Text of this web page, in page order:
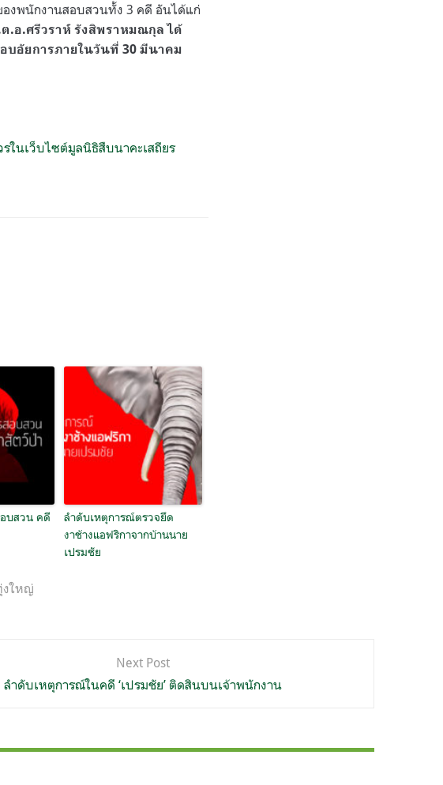
งพนักงานสอบสวนทั้ง 3 คดี อันได้แก่
.อ.ศรีวราห์ รังสิพราหมณกุล ได้
บอัยการภายในวันที่ 30 มีนาคม
ในเว็บไซต์มูลนิธิสืบนาคะเสถียร
บสวน คดี
ลำดับเหตุการณ์ตรวจยึด
งาช้างแอฟริกาจากบ้านนาย
เปรมชัย
งใหญ่
Next Post
ลำดับเหตุการณ์ในคดี ‘เปรมชัย’ ติดสินบนเจ้าพนักงาน